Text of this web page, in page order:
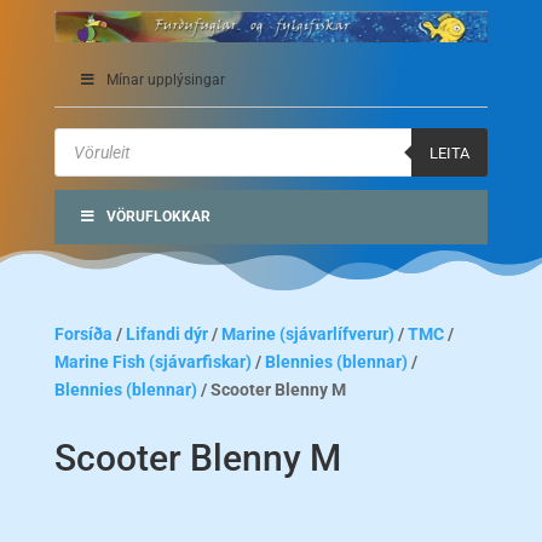
Mínar upplýsingar
Products
search
LEITA
VÖRUFLOKKAR
Forsíða / Lifandi dýr/ Marine (sjávarlífverur) /TMC/
Marine Fish (sjávarfiskar) / Blennies (blennar) /
Blennies (blennar) / Scooter Blenny M
Scooter Blenny M